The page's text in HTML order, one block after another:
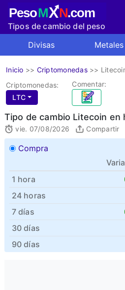
PesoMXN.com
Tipos de cambio del peso
Divisas Metales
Inicio >> Criptomonedas>>
Criptomonedas:
LTC
Comentar:
Tipo de cambio Litecoin en
vie. 07/08/2026 Compartir
Compra
1 hora
24 horas
7 días
30 días
90 días